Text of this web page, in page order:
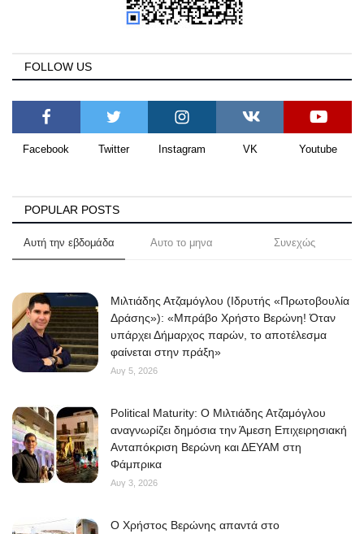
FOLLOW US
Facebook Twitter Instagram VK Youtube
POPULAR POSTS
Αυτή την εβδομάδα Αυτο το μηνα Συνεχώς
Μιλτιάδης Ατζαμόγλου (Ιδρυτής «Πρωτοβουλία
Δράσης»): «Μπράβο Χρήστο Βερώνη! Όταν
υπάρχει Δήμαρχος παρών, το αποτέλεσμα
φαίνεται στην πράξη»
Αυγ 5, 2026
Political Maturity: Ο Μιλτιάδης Ατζαμόγλου
αναγνωρίζει δημόσια την Άμεση Επιχειρησιακή
Ανταπόκριση Βερώνη και ΔΕΥΑΜ στη
Φάμπρικα
Αυγ 3, 2026
O Χρήστος Βερώνης απαντά στο